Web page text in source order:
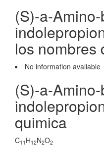
(S)-a-
los nombres
No information avaliable
(S)-a-
quimica
C11 H12N2O2